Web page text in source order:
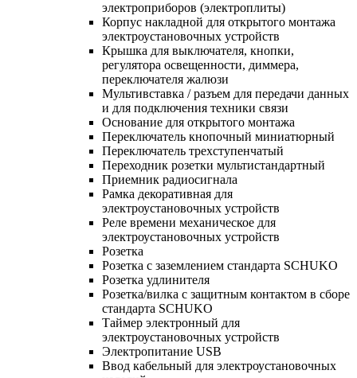
электроприборов (электроплиты)
Корпус накладной для открытого монтажа
электроустановочных устройств
Крышка для выключателя, кнопки,
регулятора освещенности, диммера,
переключателя жалюзи
Мультивставка / разъем для передачи данных
и для подключения техники связи
Основание для открытого монтажа
Переключатель кнопочный миниатюрный
Переключатель трехступенчатый
Переходник розетки мультистандартный
Приемник радиосигнала
Рамка декоративная для
электроустановочных устройств
Реле времени механическое для
электроустановочных устройств
Розетка
Розетка с заземлением стандарта SCHUKO
Розетка удлинителя
Розетка/вилка с защитным контактом в сборе
стандарта SCHUKO
Таймер электронный для
электроустановочных устройств
Электропитание USB
Ввод кабельный для электроустановочных